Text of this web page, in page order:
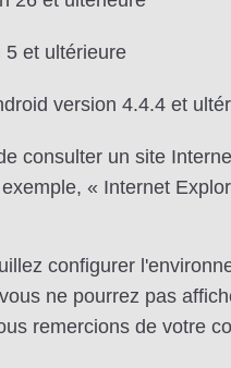
5 et ultérieure
version 4.4.4 et
consulter un site
« Internet
configurer
ne pourrez pas
remercions de votre